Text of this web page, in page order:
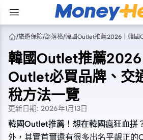
/旅遊保險/部落格/
韓國Outlet推薦2026
Outlet必買品牌、交
稅方法一覽
更新日期: 2026年1月13日
韓國Outlet推薦！想在韓國瘋狂血拼
外，其實首爾還有很多出名平靚正
韓國Outlet推薦！想在韓國瘋狂血拼
外，其實首爾還有很多出名平靚正